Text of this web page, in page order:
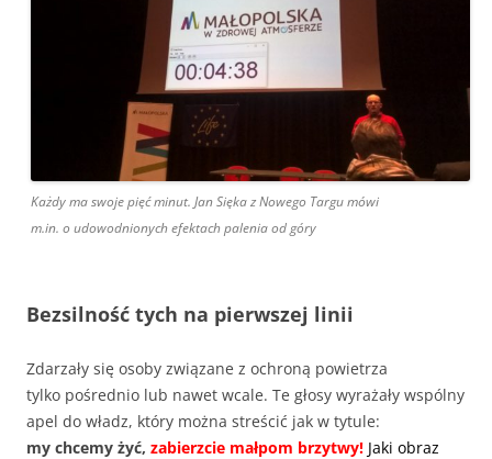
Każdy ma swoje pięć minut. Jan Sięka z Nowego Targu mówi
m.in. o udowodnionych efektach palenia od góry
Bezsilność tych na pierwszej linii
Zdarzały się osoby związane z ochroną powietrza
tylko pośrednio lub nawet wcale. Te głosy wyrażały wspólny
apel do władz, który można streścić jak w tytule:
my chcemy żyć, zabierzcie małpom brzytwy! Jaki obraz